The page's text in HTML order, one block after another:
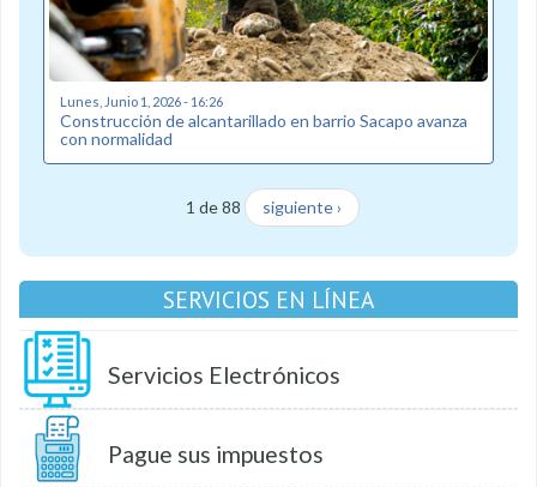
Lunes, Junio 1, 2026 - 16:26
Construcción de alcantarillado en barrio Sacapo avanza
con normalidad
1 de 88 siguiente ›
SERVICIOS EN LÍNEA
Servicios Electrónicos
Pague sus impuestos